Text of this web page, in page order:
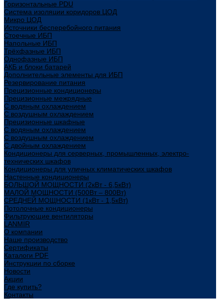
Горизонтальные PDU
Система изоляции коридоров ЦОД
Микро ЦОД
Источники бесперебойного питания
Стоечные ИБП
Напольные ИБП
Трёхфазные ИБП
Однофазные ИБП
АКБ и блоки батарей
Дополнительные элементы для ИБП
Резервирование питания
Прецизионные кондиционеры
Прецизионные межрядные
С водяным охлаждением
С воздушным охлаждением
Прецизионные шкафные
С водяным охлаждением
С воздушным охлаждением
С двойным охлаждением
Кондиционеры для серверных, промышленных, электро-
технических шкафов
Кондиционеры для уличных климатических шкафов
Настенные кондиционеры
БОЛЬШОЙ МОЩНОСТИ (2кВт - 6,5кВт)
МАЛОЙ МОЩНОСТИ (500Вт – 800Вт)
СРЕДНЕЙ МОЩНОСТИ (1кВт - 1,5кВт)
Потолочные кондиционеры
Фильтрующие вентиляторы
LANMIR
О компании
Наше производство
Сертификаты
Каталоги PDF
Инструкции по сборке
Новости
Акции
Где купить?
Контакты